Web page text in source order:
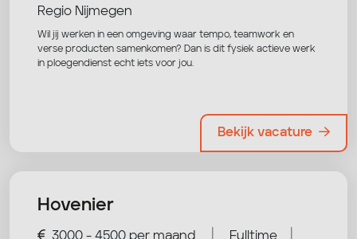
Regio Nijmegen
Wil jij werken in een omgeving waar tempo, teamwork en
verse producten samenkomen? Dan is dit fysiek actieve werk
in ploegendienst echt iets voor jou.
Bekijk vacature
Hovenier